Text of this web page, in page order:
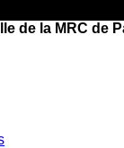
de la MRC de